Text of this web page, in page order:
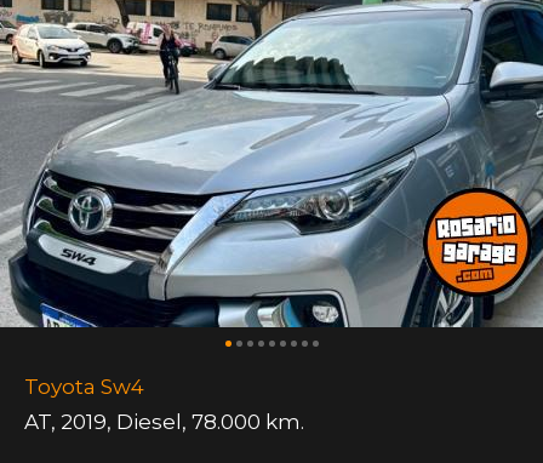
Toyota Sw4
AT, 2019, Diesel, 78.000 km.